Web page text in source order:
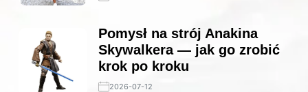
Pomysł na strój Anakina
Skywalkera — jak go zrobić
krok po kroku
2026-07-12